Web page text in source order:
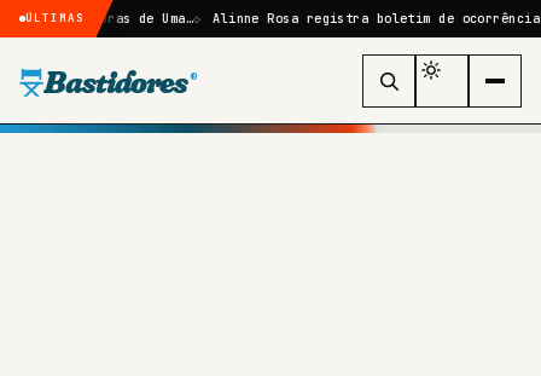
ÚLTIMASde Uma… Alinne Rosa registra boletim de ocorrência após
Bastidores ®